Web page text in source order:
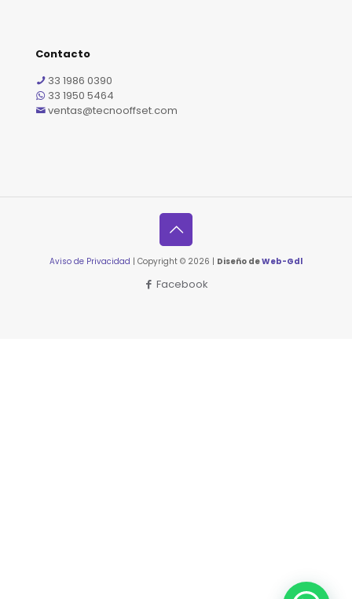
Contacto
33 1986 0390
33 1950 5464
ventas@tecnooffset.com
Aviso de Privacidad | Copyright © 2026 | Diseño deWeb-Gdl
Facebook